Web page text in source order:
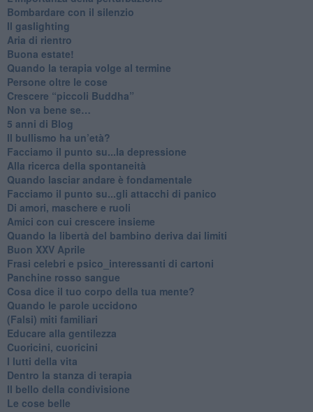
​Bombardare con il silenzio
Il gaslighting
Aria di rientro
Buona estate!
​Quando la terapia volge al termine
​Persone oltre le cose
​Crescere “piccoli Buddha”
Non va bene se…
​5 anni di Blog
​Il bullismo ha un’età?
Facciamo il punto su...la depressione
​Alla ricerca della spontaneità
​Quando lasciar andare è fondamentale
Facciamo il punto su...gli attacchi di panico
Di amori, maschere e ruoli
​Amici con cui crescere insieme
​Quando la libertà del bambino deriva dai limiti
Buon XXV Aprile
​Frasi celebri e psico_interessanti di cartoni
​Panchine rosso sangue
​Cosa dice il tuo corpo della tua mente?
​Quando le parole uccidono
​(Falsi) miti familiari
​Educare alla gentilezza
​Cuoricini, cuoricini
I lutti della vita
​Dentro la stanza di terapia
​Il bello della condivisione
Le cose belle